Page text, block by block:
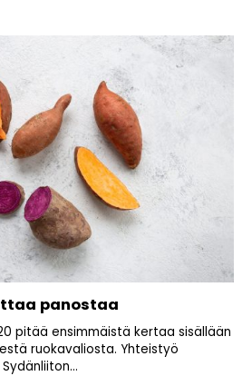
panostaa
pitää ensimmäistä kertaa sisällään
ruokavaliosta. Yhteistyö